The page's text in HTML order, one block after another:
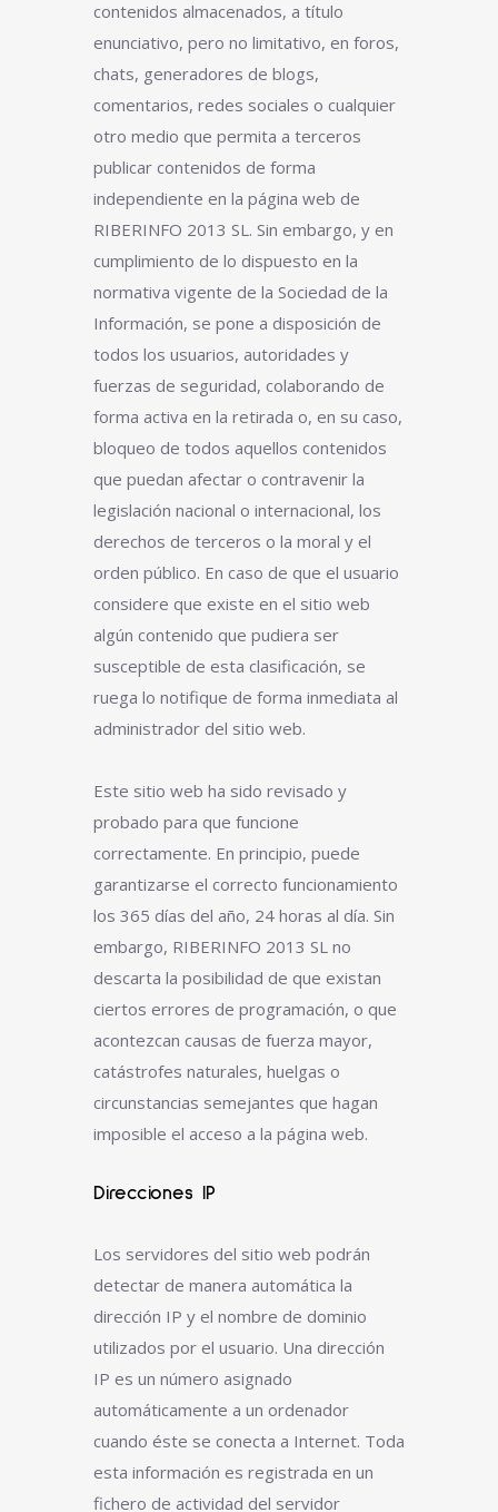
contenidos almacenados, a título
enunciativo, pero no limitativo, en foros,
chats, generadores de blogs,
comentarios, redes sociales o cualquier
otro medio que permita a terceros
publicar contenidos de forma
independiente en la página web de
RIBERINFO 2013 SL. Sin embargo, y en
cumplimiento de lo dispuesto en la
normativa vigente de la Sociedad de la
Información, se pone a disposición de
todos los usuarios, autoridades y
fuerzas de seguridad, colaborando de
forma activa en la retirada o, en su caso,
bloqueo de todos aquellos contenidos
que puedan afectar o contravenir la
legislación nacional o internacional, los
derechos de terceros o la moral y el
orden público. En caso de que el usuario
considere que existe en el sitio web
algún contenido que pudiera ser
susceptible de esta clasificación, se
ruega lo notifique de forma inmediata al
administrador del sitio web.
Este sitio web ha sido revisado y
probado para que funcione
correctamente. En principio, puede
garantizarse el correcto funcionamiento
los 365 días del año, 24 horas al día. Sin
embargo, RIBERINFO 2013 SL no
descarta la posibilidad de que existan
ciertos errores de programación, o que
acontezcan causas de fuerza mayor,
catástrofes naturales, huelgas o
circunstancias semejantes que hagan
imposible el acceso a la página web.
Direcciones IP
Los servidores del sitio web podrán
detectar de manera automática la
dirección IP y el nombre de dominio
utilizados por el usuario. Una dirección
IP es un número asignado
automáticamente a un ordenador
cuando éste se conecta a Internet. Toda
esta información es registrada en un
fichero de actividad del servidor